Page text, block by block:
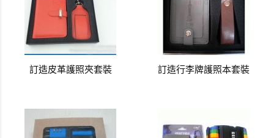
訂造皮革護照夾套裝 訂造行李牌護照本套裝